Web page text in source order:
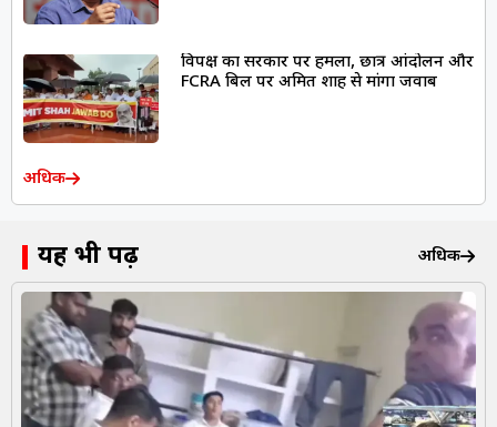
विपक्ष का सरकार पर हमला, छात्र आंदोलन और
FCRA बिल पर अमित शाह से मांगा जवाब
अधिक
यह भी पढ़ें अधिक